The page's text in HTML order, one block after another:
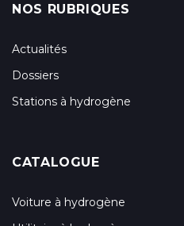
NOS RUBRIQUES
Actualités
Dossiers
Stations à hydrogène
CATALOGUE
Voiture à hydrogène